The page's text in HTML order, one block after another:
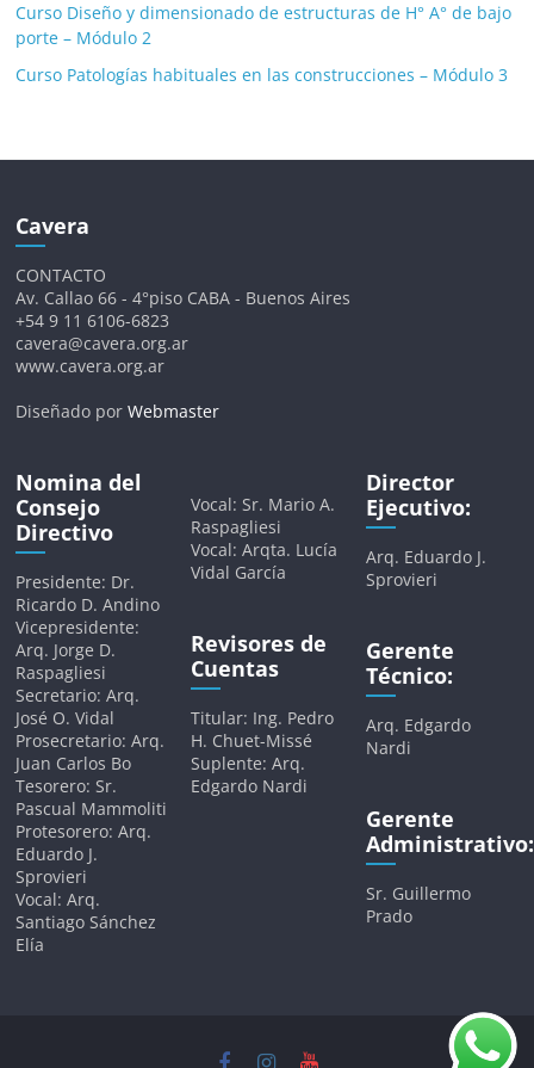
Curso Diseño y dimensionado de estructuras de H° A° de bajo
porte – Módulo 2
Curso Patologías habituales en las construcciones – Módulo 3
Cavera
CONTACTO
Av. Callao 66 - 4°piso CABA - Buenos Aires
+54 9 11 6106-6823
cavera@cavera.org.ar
www.cavera.org.ar
Diseñado porWebmaster
Nomina del
Consejo
Directivo
Presidente: Dr.
Ricardo D. Andino
Vicepresidente:
Arq. Jorge D.
Raspagliesi
Secretario: Arq.
José O. Vidal
Prosecretario: Arq.
Juan Carlos Bo
Tesorero: Sr.
Pascual Mammoliti
Protesorero: Arq.
Eduardo J.
Sprovieri
Vocal: Arq.
Santiago Sánchez
Elía
Vocal: Sr. Mario A.
Raspagliesi
Vocal: Arqta. Lucía
Vidal García
Revisores de
Cuentas
Titular: Ing. Pedro
H. Chuet-Missé
Suplente: Arq.
Edgardo Nardi
Director
Ejecutivo:
Arq. Eduardo J.
Sprovieri
Gerente
Técnico:
Arq. Edgardo
Nardi
Gerente
Administrativo:
Sr. Guillermo
Prado